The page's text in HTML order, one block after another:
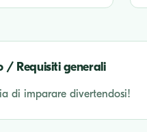
/ Requisiti generali
di imparare divertendosi!